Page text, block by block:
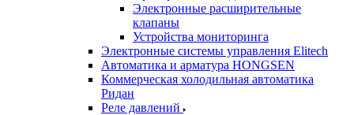
Электронные расширительные
клапаны
Устройства мониторинга
Электронные системы управления Elitech
Автоматика и арматура HONGSEN
Коммерческая холодильная автоматика
Ридан
Реле давлений